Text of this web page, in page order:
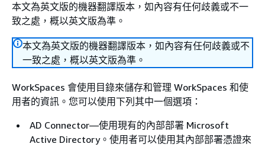
本文為英文版的機器翻譯版本，如內容有任何歧義或不一
致之處，概以英文版為準。
本文為英文版的機器翻譯版本，如內容有任何歧義或不
一致之處，概以英文版為準。
WorkSpaces 會使用目錄來儲存和管理 WorkSpaces 和使
用者的資訊。您可以使用下列其中一個選項：
AD Connector—使用現有的內部部署 Microsoft
Active Directory。使用者可以使用其內部部署憑證來